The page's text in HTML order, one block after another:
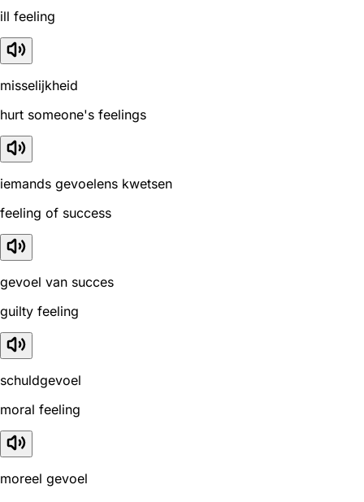
ill feeling
misselijkheid
hurt someone's feelings
iemands gevoelens kwetsen
feeling of success
gevoel van succes
guilty feeling
schuldgevoel
moral feeling
moreel gevoel